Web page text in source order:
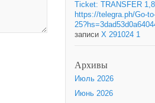
Ticket: TRANSFER
https://telegra.ph/Go-
записи X 291024 1
Архивы
Июль 2026
Июнь 2026